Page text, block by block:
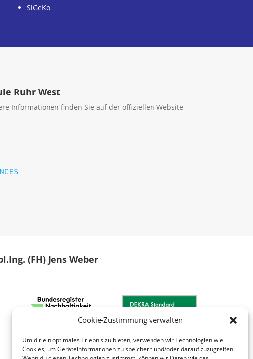
Cookie-Zustimmung verwalten
Um dir ein optimales Erlebnis zu bieten, verwenden wir Technologien wie
Cookies, um Geräteinformationen zu speichern und/oder darauf zuzugreifen.
SiGeKo
Ruhr West
Informationen finden Sie auf der offiziellen Website
(FH) Jens Weber